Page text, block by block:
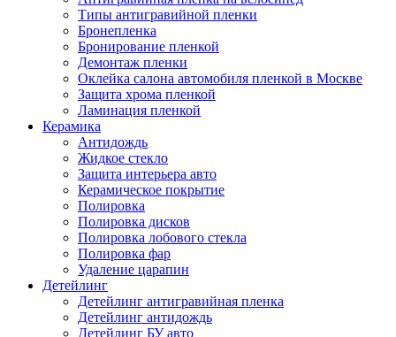
Типы антигравийной пленки
Бронепленка
Бронирование пленкой
Демонтаж пленки
Оклейка салона автомобиля пленкой в Москве
Защита хрома пленкой
Ламинация пленкой
Керамика
Антидождь
Жидкое стекло
Защита интерьера авто
Керамическое покрытие
Полировка
Полировка дисков
Полировка лобового стекла
Полировка фар
Удаление царапин
Детейлинг
Детейлинг антигравийная пленка
Детейлинг антидождь
Детейлинг БУ авто